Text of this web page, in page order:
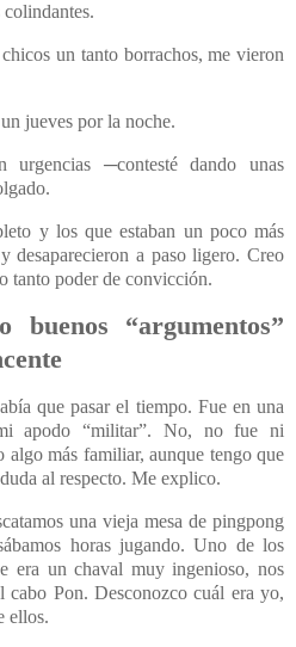
un tanto borrachos, me vieron
jueves por la noche.
─contesté dando unas
y los que estaban un poco más
desaparecieron a paso ligero. Creo
tanto poder de convicción.
buenos “argumentos”
que pasar el tiempo. Fue en una
apodo “militar”. No, no fue ni
algo más familiar, aunque tengo que
al respecto. Me explico.
una vieja mesa de pingpong
horas jugando. Uno de los
era un chaval muy ingenioso, nos
Pon. Desconozco cuál era yo,
ellos.